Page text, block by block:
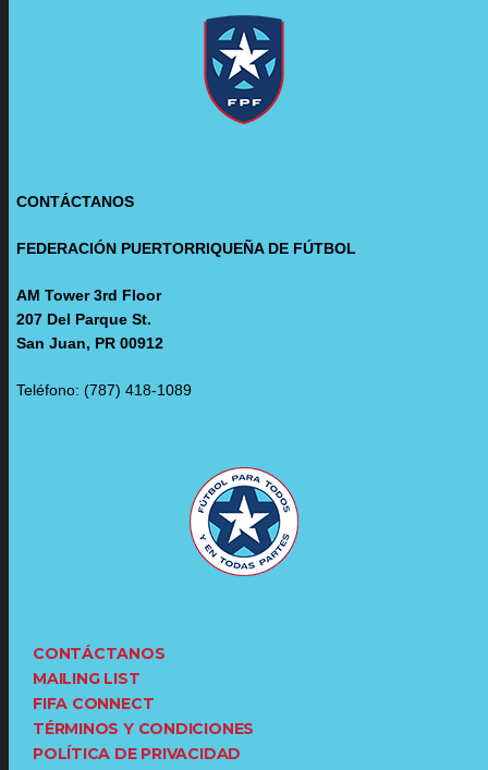
CONTÁCTANOS
FEDERACIÓN PUERTORRIQUEÑA DE FÚTBOL
AM Tower 3rd Floor
207 Del Parque St.
San Juan, PR 00912
Teléfono: (787) 418-1089
CONTÁCTANOS
MAILING LIST
FIFA CONNECT
TÉRMINOS Y CONDICIONES
POLÍTICA DE PRIVACIDAD